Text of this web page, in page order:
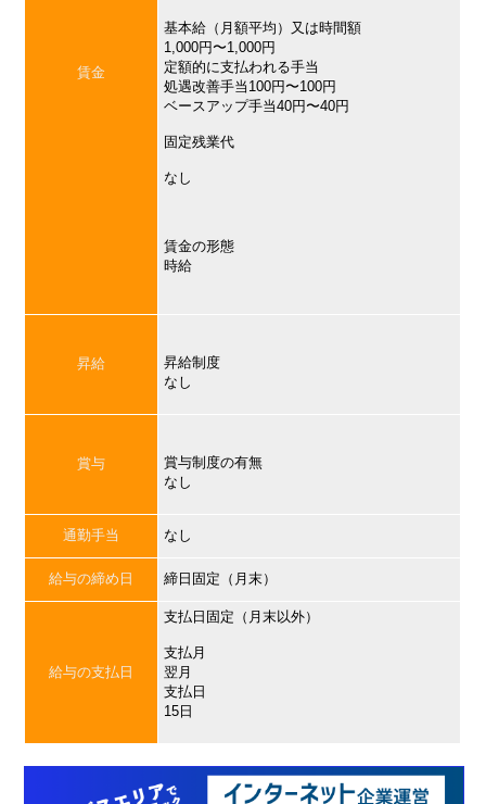
賃金
基本給（月額平均）又は時間額
1,000円〜1,000円
定額的に支払われる手当
処遇改善手当100円〜100円
ベースアップ手当40円〜40円
固定残業代
なし
賃金の形態
時給
昇給
昇給制度
なし
賞与
賞与制度の有無
なし
通勤手当 なし
給与の締め日 締日固定（月末）
給与の支払日
支払日固定（月末以外）
支払月
翌月
支払日
15日